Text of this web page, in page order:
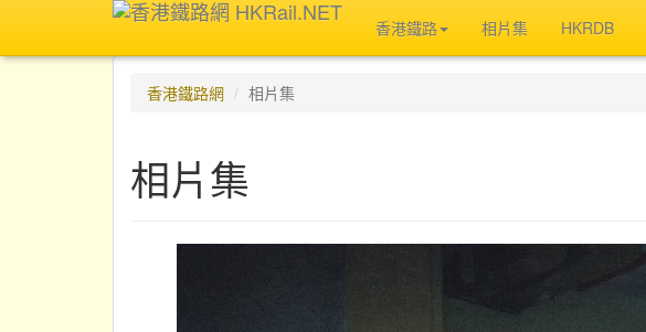
香港鐵路 相片集 HKRDB
香港鐵路網 相片集
相片集